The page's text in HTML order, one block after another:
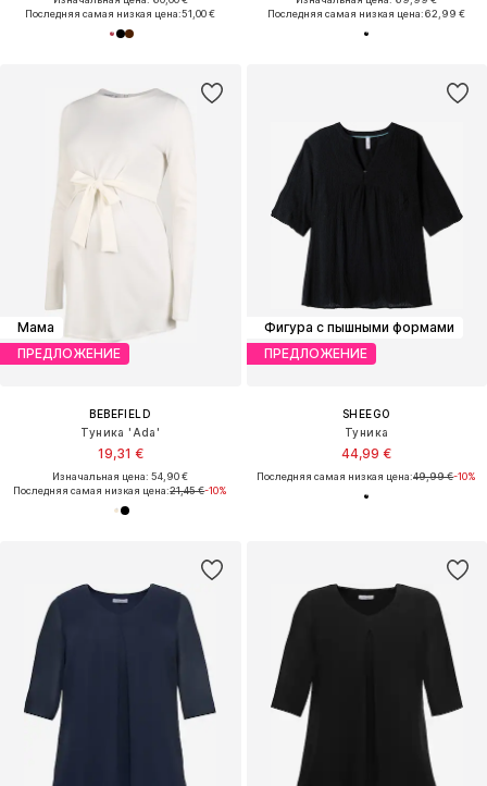
Последняя самая низкая цена:51,00 €
Последняя самая низкая цена:62,99 €
Мама
ПРЕДЛОЖЕНИЕ
BEBEFIELD
Туника 'Ada'
19,31 €
Изначальная цена: 54,90 €
Последняя самая низкая цена:21,45 €-10%
Фигура с пышными формами
ПРЕДЛОЖЕНИЕ
SHEEGO
Туника
44,99 €
Последняя самая низкая цена:49,99 €-10%